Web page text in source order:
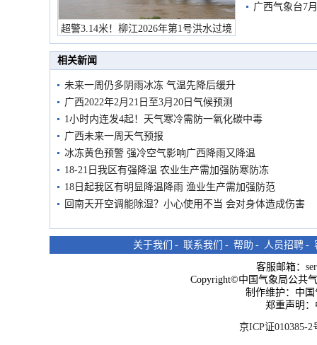
超警3.14米！柳江2026年第1号洪水过境
市民在堤岸见证汛况
预警
广西气象台7
相关新闻
未来一周仍多阴雨冰冻 气温先降后缓升
广西2022年2月21日至3月20日气候预测
1小时内连发4起！天气寒冷需防一氧化碳中毒
广西未来一周天气预报
冰冻黄色预警 强冷空气影响广西降雨又降温
18-21日我区有强降温 农业生产需加强防寒防冻
18日起我区有明显降温降雨 渔业生产需加强防范
回南天开空调能除湿？小心使用不当 会对身体造成伤害
关于我们 - 联系我们 - 帮助 - 人员招聘 -
客服邮箱：
Copyright©中国气象局公共
制作维护：中
郑重声明
京ICP证010385-2